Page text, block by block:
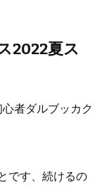
2022夏ス
者ダルブッカク
です、続けるの